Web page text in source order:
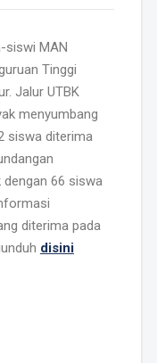
siswi MAN
Tinggi
Jalur UTBK
menyumbang
siswa diterima
dengan 66 siswa
diterima pada
disini